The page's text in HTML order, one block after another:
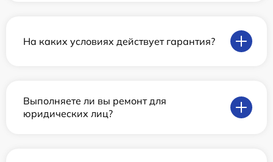
На каких условиях действует гарантия?
Выполняете ли вы ремонт для
юридических лиц?